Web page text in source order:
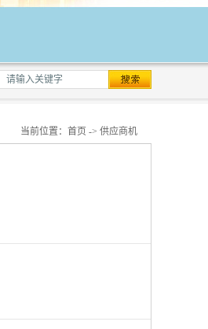
当前位置： 首页 -> 供应商机